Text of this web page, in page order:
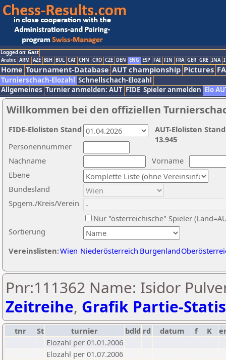
Logged on: Gast
Arabic ARM AZE BIH BUL CAT CHN CRO CZE DEN ENG ESP FAI FIN FRA GER GRE INA
Home Tournament-Database AUT championship Pictures
Turnierschach-Elozahl Schnellschach-Elozahl
Allgemeines Turnier anmelden: AUT FIDE Spieler anmelden Elo
Willkommen bei den offiziellen
Nachname
Vorname
Ebene
Sortierung
Personennummer
Bundesland
Spgem./Kreis/Verein
Nur "österreichische" Spieler
Vereinslisten:Wien Niederösterreich Burgenland
AUT-Elolisten
13.945
FIDE-Elolisten Stand
Pnr:111362 Name: Isidor
Zeitreihe, Grafik Partie-
tnr St turnier bdld rd datum f K
Elozahl per 01.01.2006
Elozahl per 01.07.2006